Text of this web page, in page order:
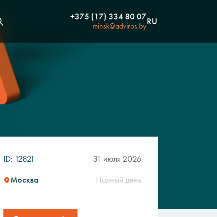
+375 (17) 334 80 07
minsk@adviros.byRU
ID: 12821
31 июля 2026
Москва
Полный день